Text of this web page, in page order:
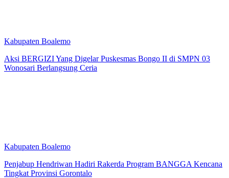
Kabupaten Boalemo
Aksi BERGIZI Yang Digelar Puskesmas Bongo II di SMPN 03
Wonosari Berlangsung Ceria
Kabupaten Boalemo
Penjabup Hendriwan Hadiri Rakerda Program BANGGA Kencana
Tingkat Provinsi Gorontalo